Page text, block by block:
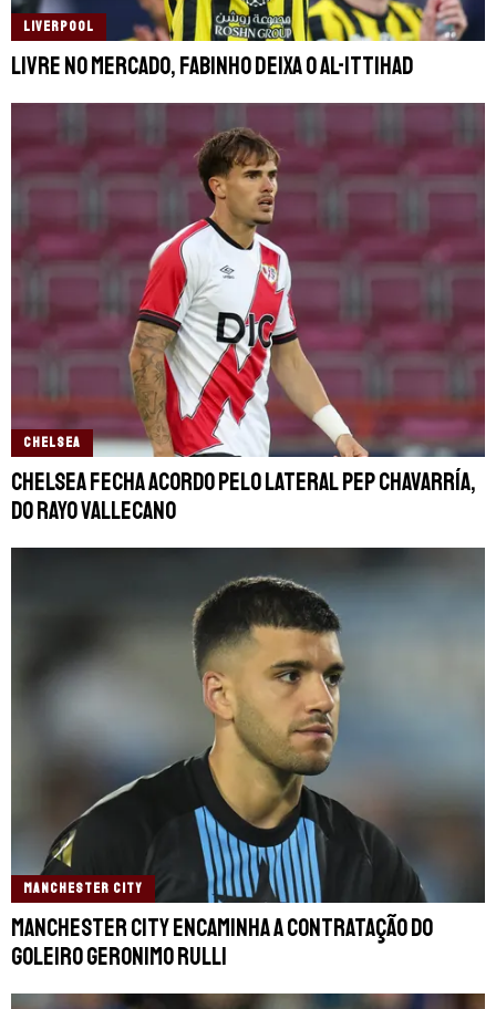
LIVERPOOL
Livre no mercado, Fabinho deixa o Al-Ittihad
CHELSEA
Chelsea fecha acordo pelo lateral Pep Chavarría,
do Rayo Vallecano
MANCHESTER CITY
Manchester City encaminha a contratação do
goleiro Geronimo Rulli